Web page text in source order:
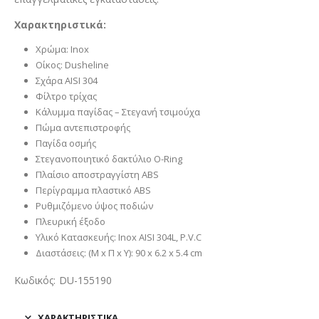
Χαρακτηριστικά:
Χρώμα: Inox
Οίκος: Dusheline
Σχάρα AISI 304
Φίλτρο τρίχας
Κάλυμμα παγίδας – Στεγανή τσιμούχα
Πώμα αντεπιστροφής
Παγίδα οσμής
Στεγανοποιητικό δακτύλιο O-Ring
Πλαίσιο αποστραγγίστη ABS
Περίγραμμα πλαστικό ABS
Ρυθμιζόμενο ύψος ποδιών
Πλευρική έξοδο
Υλικό Κατασκευής: Inox AISI 304L, P.V.C
Διαστάσεις: (Μ x Π x Υ): 90 x 6.2 x 5.4 cm
Κωδικός: DU-155190